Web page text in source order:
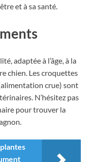
et à sa santé.
adaptée à l’âge, à la
chien. Les croquettes
crue) sont
N’hésitez pas
pour trouver la